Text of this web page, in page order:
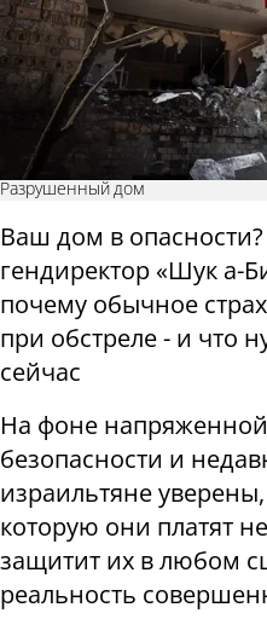
Разрушенный дом
Ваш дом в
гендиректор «Шук а-
почему обычное
при обстреле - и что
сейчас
На фоне
безопасности и
израильтяне уверены,
которую они платят
защитит их в любом
реальность